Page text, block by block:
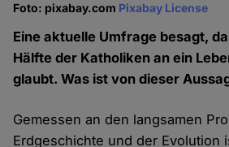
Foto: pixabay.com Pixabay License
Eine aktuelle Umfrage besagt,
Hälfte der Katholiken an ein
glaubt. Was ist von dieser
Gemessen an den langsamen
Erdgeschichte und der Evolution